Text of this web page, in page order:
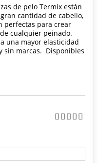
de pelo Termix están
cantidad de cabello,
perfectas para crear
cualquier peinado.
una mayor elasticidad
sin marcas. Disponibles